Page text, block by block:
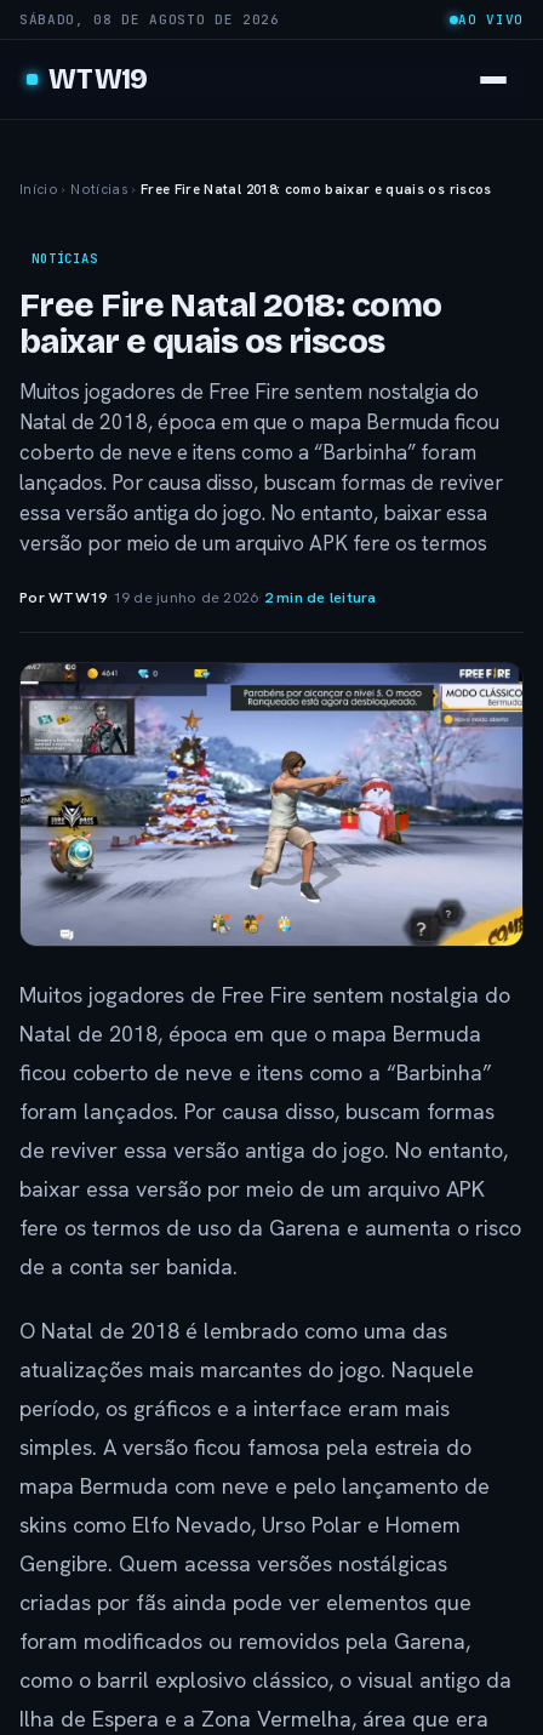
SÁBADO, 08 DE AGOSTO DE 2026 AO VIVO
WTW19
Início › Notícias › Free Fire Natal 2018: como baixar e quais os riscos
NOTÍCIAS
Free Fire Natal 2018: como
baixar e quais os riscos
Muitos jogadores de Free Fire sentem nostalgia do
Natal de 2018, época em que o mapa Bermuda ficou
coberto de neve e itens como a “Barbinha” foram
lançados. Por causa disso, buscam formas de reviver
essa versão antiga do jogo. No entanto, baixar essa
versão por meio de um arquivo APK fere os termos
Por WTW19· 19 de junho de 2026· 2 min de leitura
Muitos jogadores de Free Fire sentem nostalgia do
Natal de 2018, época em que o mapa Bermuda
ficou coberto de neve e itens como a “Barbinha”
foram lançados. Por causa disso, buscam formas
de reviver essa versão antiga do jogo. No entanto,
baixar essa versão por meio de um arquivo APK
fere os termos de uso da Garena e aumenta o risco
de a conta ser banida.
O Natal de 2018 é lembrado como uma das
atualizações mais marcantes do jogo. Naquele
período, os gráficos e a interface eram mais
simples. A versão ficou famosa pela estreia do
mapa Bermuda com neve e pelo lançamento de
skins como Elfo Nevado, Urso Polar e Homem
Gengibre. Quem acessa versões nostálgicas
criadas por fãs ainda pode ver elementos que
foram modificados ou removidos pela Garena,
como o barril explosivo clássico, o visual antigo da
Ilha de Espera e a Zona Vermelha, área que era